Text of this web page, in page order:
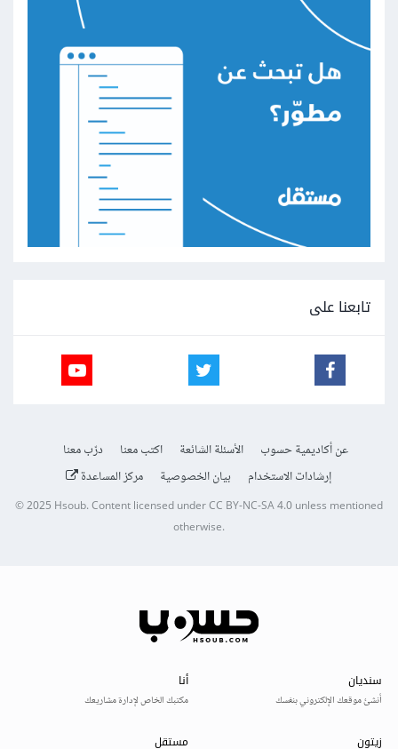
تابعنا على
عن أكاديمية حسوب الأسئلة الشائعة اكتب معنا
درّب معنا
إرشادات الاستخدام
بيان الخصوصية مركز المساعدة
© 2025Hsoub.Content licensed underCC BY-NC-SA 4.0unless mentioned
otherwise.